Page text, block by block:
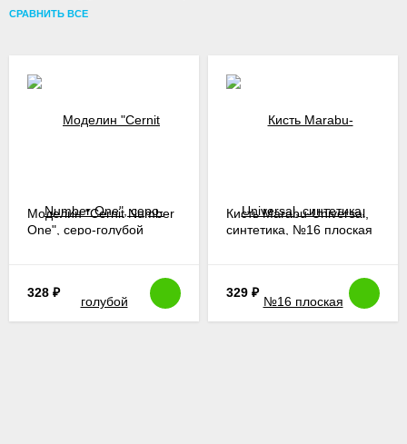
СРАВНИТЬ ВСЕ
Моделин "Cernit Number
One", серо-голубой
328 ₽
Кисть Marabu-Universal,
синтетика, №16 плоская
329 ₽